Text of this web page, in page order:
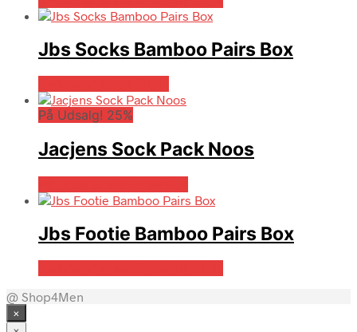
Jbs Socks Bamboo Pairs Box
På Udsalg! 25%
Jacjens Sock Pack Noos
Jbs Footie Bamboo Pairs Box
@ Shop4Men
×